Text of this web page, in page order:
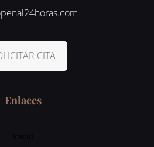
CITA
Enlaces